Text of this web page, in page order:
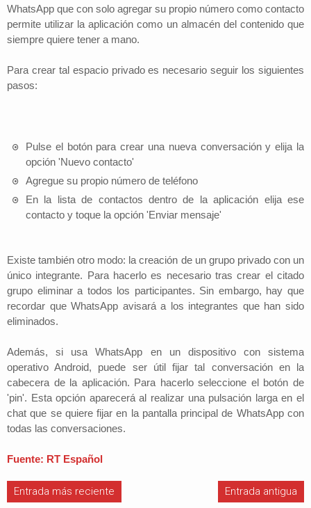
WhatsApp que con solo agregar su propio número como contacto
permite utilizar la aplicación como un almacén del contenido que
siempre quiere tener a mano.
Para crear tal espacio privado es necesario seguir los siguientes
pasos:
Pulse el botón para crear una nueva conversación y elija la
opción 'Nuevo contacto'
Agregue su propio número de teléfono
En la lista de contactos dentro de la aplicación elija ese
contacto y toque la opción 'Enviar mensaje'
Existe también otro modo: la creación de un grupo privado con un
único integrante. Para hacerlo es necesario tras crear el citado
grupo eliminar a todos los participantes. Sin embargo, hay que
recordar que WhatsApp avisará a los integrantes que han sido
eliminados.
Además, si usa WhatsApp en un dispositivo con sistema
operativo Android, puede ser útil fijar tal conversación en la
cabecera de la aplicación. Para hacerlo seleccione el botón de
'pin'. Esta opción aparecerá al realizar una pulsación larga en el
chat que se quiere fijar en la pantalla principal de WhatsApp con
todas las conversaciones.
Fuente: RT Español
Entrada más reciente Entrada antigua